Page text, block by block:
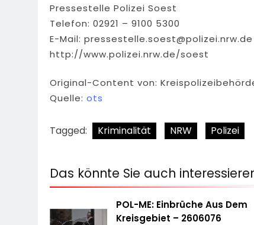
Pressestelle Polizei Soest
Telefon: 02921 – 9100 5300
E-Mail: pressestelle.soest@polizei.nrw.de
http://www.polizei.nrw.de/soest
Original-Content von:
Quelle: ots
Tagged: Kriminalität NRW Polizei
Das könnte Sie auch
POL-ME: Einbrüche Aus Dem
Kreisgebiet – 2606076